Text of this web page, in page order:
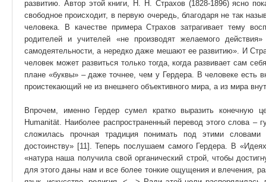
развитию. Автор этой книги, Н. Н. Страхов (1828-1896) ясно
свободное происходит, в первую очередь, благодаря не так
человека. В качестве примера Страхов затрагивает тему
родителей и учителей «не производят желаемого
самодеятельности, а нередко даже мешают ее развитию». И
человек может развиться только тогда, когда развивает сам
плане «буквы» – даже точнее, чем у Гердера. В человеке есть
проистекающий не из внешнего объективного мира, а из мира
Впрочем, именно Гердер сумел кратко выразить конечную
Humanität. Наиболее распространенный перевод этого слова –
сложилась прочная традиция понимать под этими словами
достоинству» [11]. Теперь послушаем самого Гердера. В
«натура наша получила свой органический строй, чтобы
для этого даны нам и все более тонкие ощущения и влечения,